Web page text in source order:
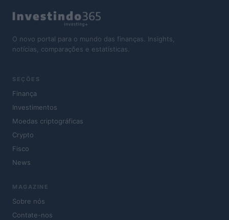
O novo portal para o mundo das finanças. Insights,
notícias, comparações e estatísticas.
SEÇÕES
Finança
Investimentos
Moedas criptográficas
Crypto
Fisco
News
MAGAZINE
Sobre nós
Contate-nos